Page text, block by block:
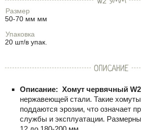
Размер
50-70 мм мм
Упаковка
20 шт/в упак.
ОПИСАНИЕ
Описание: Хомут червячный W2
нержавеющей стали. Такие
поддаются эрозии, что означает
службы и эксплуатации.